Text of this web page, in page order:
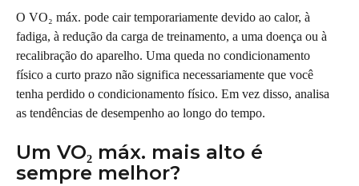
O VO₂ máx. pode cair temporariamente devido ao calor, à
fadiga, à redução da carga de treinamento, a uma doença ou à
recalibração do aparelho. Uma queda no condicionamento
físico a curto prazo não significa necessariamente que você
tenha perdido o condicionamento físico. Em vez disso, analisa
as tendências de desempenho ao longo do tempo.
Um VO₂ máx. mais alto é
sempre melhor?